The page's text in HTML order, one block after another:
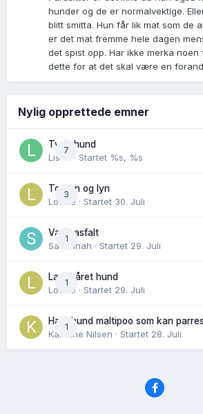
hunder og de er normalvektige.
blitt smitta. Hun får lik mat som de
er det mat fremme hele dagen
det spist opp. Har ikke merka noen
dette for at det skal være en
Nylig opprettede emner
7
Tynn hund
Lisen
· Startet %s, %s
3
Torden og lyn
Lovise · Startet 30. Juli
1
Varm asfalt
Savannah · Startet 29. Juli
1
Langhåret hund
Lovise · Startet 29. Juli
1
Hannhund maltipoo som kan parres
Karoline Nilsen · Startet 28. Juli